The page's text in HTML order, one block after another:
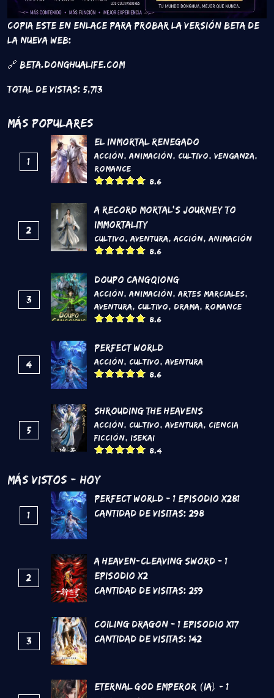
Copia este en enlace para probar la versión beta de
la nueva web:
🔗 beta.donghualife.com
Total de vistas: 5,713
Más Populares
1
El inmortal renegado
Acción,Animación, Cultivo, Venganza,
Romance
8.6
2
A Record Mortal's Journey To
Immortality
Cultivo,Aventura,Acción,Animación
8.6
3
DouPo Cangqiong
Acción,Animación,Artes marciales,
Aventura, Cultivo, Drama, Romance
8.6
4
Perfect World
Acción, Cultivo,Aventura
8.6
5
Shrouding the Heavens
Acción, Cultivo,Aventura, Ciencia
Ficción, Isekai
8.4
Más Vistos - Hoy
1
Perfect World - 1 Episodio x281
Cantidad de Visitas: 298
2
A Heaven-Cleaving Sword - 1
Episodio x2
Cantidad de Visitas: 259
3
Coiling Dragon - 1 Episodio x17
Cantidad de Visitas: 142
Eternal God Emperor (IA) - 1